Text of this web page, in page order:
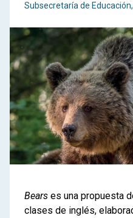
Subsecretaría de Educación,
Bears es una propuesta
clases de inglés,